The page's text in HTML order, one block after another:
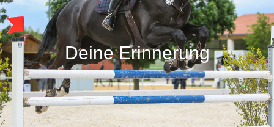
Deine Erinnerung